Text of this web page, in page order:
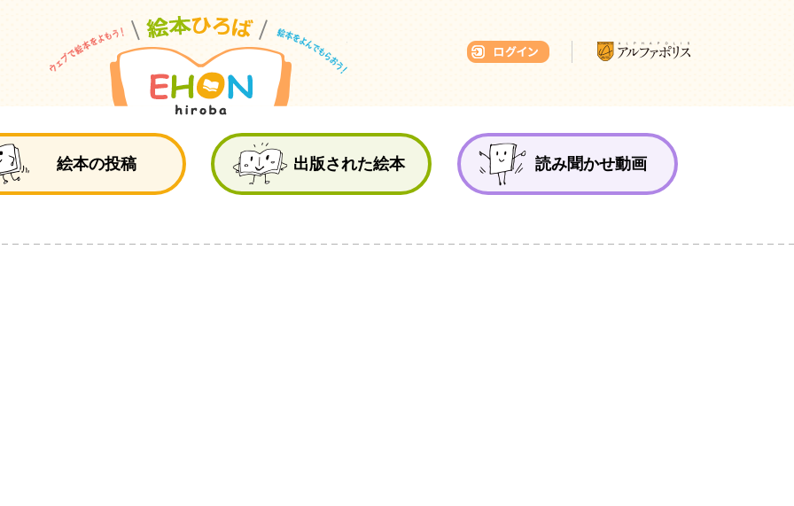
絵本の投稿 出版された絵本 読み聞かせ動画